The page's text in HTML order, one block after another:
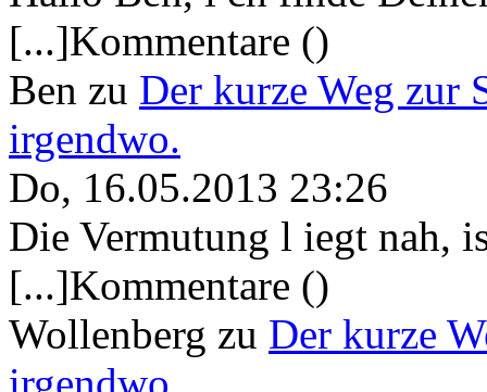
[...]Kommentare ()
Ben zu Der kurze Weg zur
irgendwo.
Do, 16.05.2013 23:26
Die Vermutung l iegt nah,
[...]Kommentare ()
Wollenberg zu Der kurze